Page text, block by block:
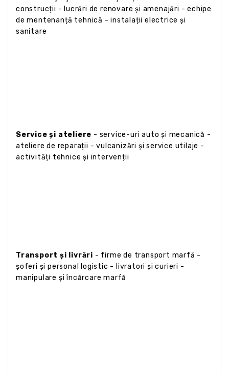
construcții - lucrări de renovare și amenajări - echipe
de mentenanță tehnică - instalații electrice și
sanitare
Service și ateliere - service-uri auto și mecanică -
ateliere de reparații - vulcanizări și service utilaje -
activități tehnice și intervenții
Transport și livrări - firme de transport marfă -
șoferi și personal logistic - livratori și curieri -
manipulare și încărcare marfă